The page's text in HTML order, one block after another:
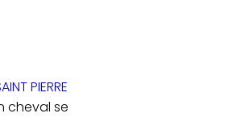
PIERRE
cheval se